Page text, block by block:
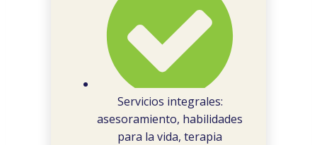
Servicios integrales:
asesoramiento, habilidades
para la vida, terapia